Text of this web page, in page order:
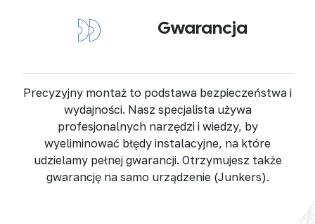
Gwarancja
Precyzyjny montaż to podstawa bezpieczeństwa i
wydajności. Nasz specjalista używa
profesjonalnych narzędzi i wiedzy, by
wyeliminować błędy instalacyjne, na które
udzielamy pełnej gwarancji. Otrzymujesz także
gwarancję na samo urządzenie (Junkers).